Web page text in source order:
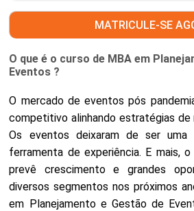
MATRICULE-SE
O que é o curso de MBA em
Eventos ?
O mercado de eventos pós
competitivo alinhando estratégias de
Os eventos deixaram de ser
ferramenta de experiência. E mais,
prevê crescimento e grandes
diversos segmentos nos próximos
em Planejamento e Gestão de